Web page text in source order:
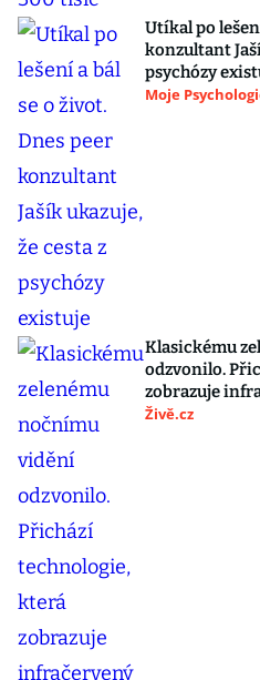
Utíkal po
konzultant
psychózy
Moje
Klasickému
odzvonilo.
zobrazuje
Živě.cz